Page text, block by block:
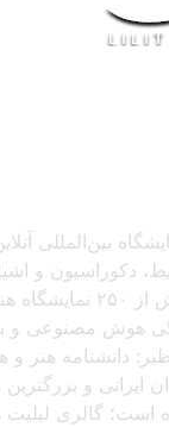
دکوراسیون و
در کل جهان
هوش مصنوعی و
دانشنامه هنر
ایرانی و
گالری لیلیت